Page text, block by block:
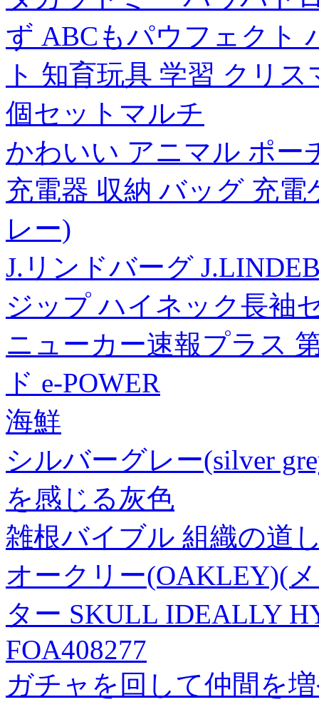
ず ABCもパウフェクト
ト 知育玩具 学習 クリ
個セットマルチ
かわいい アニマル ポー
充電器 収納 バッグ 充
レー)
J.リンドバーグ
ジップ ハイネック長袖
ニューカー速報プラス
ド e-POWER
海鮮
シルバーグレー(silver
を感じる灰色
雑根バイブル 組織の道
オークリー(OAKLEY)(
ター SKULL IDEALLY
FOA408277
ガチャを回して仲間を